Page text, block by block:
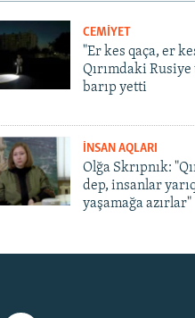
CEMİYET
"Er kes qaça, er
Qırımdaki
barıp yetti
İNSAN AQLARI
Olğa Skrıpnık:
dep, insanlar
yaşamağa azırlar"